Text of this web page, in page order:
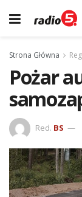
Strona Główna
Pożar
Red. BS